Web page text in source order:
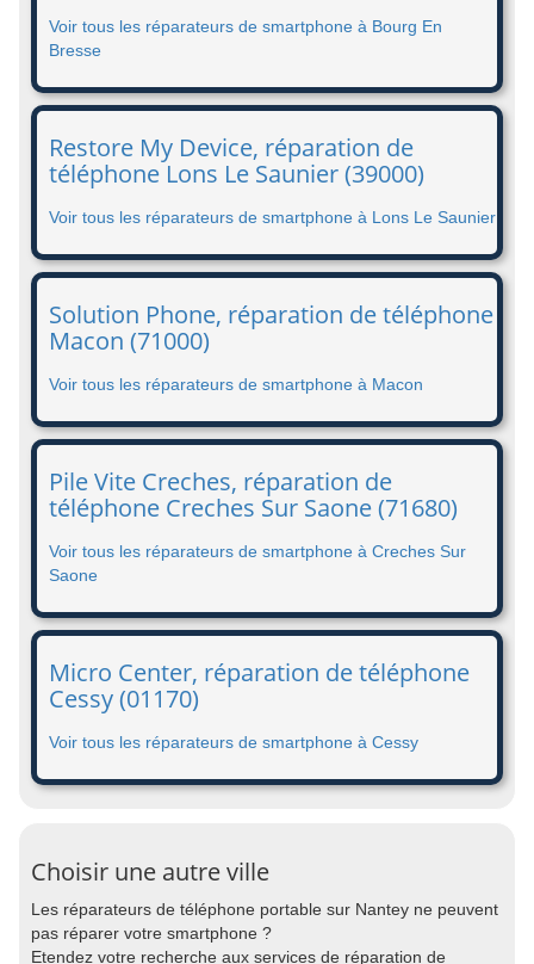
Voir tous les réparateurs de smartphone à Bourg En
Bresse
Restore My Device, réparation de
téléphone Lons Le Saunier (39000)
Voir tous les réparateurs de smartphone à Lons Le Saunier
Solution Phone, réparation de téléphone
Macon (71000)
Voir tous les réparateurs de smartphone à Macon
Pile Vite Creches, réparation de
téléphone Creches Sur Saone (71680)
Voir tous les réparateurs de smartphone à Creches Sur
Saone
Micro Center, réparation de téléphone
Cessy (01170)
Voir tous les réparateurs de smartphone à Cessy
Choisir une autre ville
Les réparateurs de téléphone portable sur Nantey ne peuvent
pas réparer votre smartphone ?
Etendez votre recherche aux services de réparation de